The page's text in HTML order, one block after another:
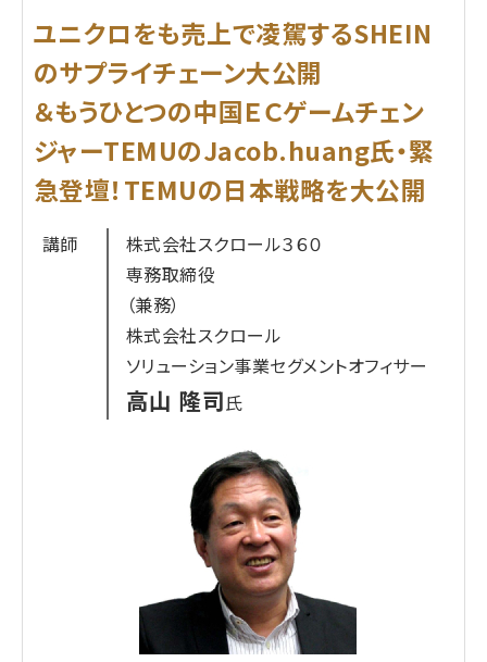
送経済」記者、「月刊ロジスティクス・ビジネス」副編
集長などを経て、独立。青山ロジスティクス総合研
究所代表。著書に「ルポ トラックドライバー」（朝日
新聞出版）、「知識ゼロからわかる物流の基本」（ソシ
ム）など。
内容レベル
大規模店舗向け、中規模向け、小規模店舗向け
参加対象者
EC通販運営、製造業、小売業、商社ほか 企業での物
流関連ご担当者様
・物流の効率化に関するリアルな情報が得られる・
ロボット導入や自動倉庫などに関するトレンド情報
こんなニーズや悩みにこたえられる内容です
・物流品質や生産性を高めたい・倉庫の自動化やロ
プロフィール
株式会社LOCCO
田口 義眞氏
2015年 西濃運輸株式会社入社
2016年 セイノーロジックス株式会社 経営企画
室/国際輸送での新規事業構築に従事
業部/supply chain全体でのシステム導入・構築を
2019年 株式会社セイノーホールディングス 事
業推進部/グループ事業統合を推進
2023年 株式会社LOCCO 経営企画室より現職
ユニクロをも売上で凌駕するSHEIN
のサプライチェーン大公開
＆もうひとつの中国ＥＣゲームチェン
ジャーTEMUのJacob.huang氏・緊
急登壇！TEMUの日本戦略を大公開
講師
株式会社スクロール３６０
専務取締役
（兼務）
株式会社スクロール
ソリューション事業セグメントオフィサー
高山 隆司氏